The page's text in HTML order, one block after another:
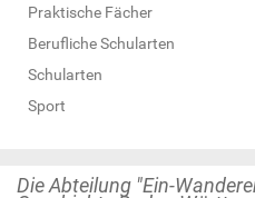
Praktische Fächer
Berufliche Schularten
Schularten
Sport
Die Abteilung "Ein-